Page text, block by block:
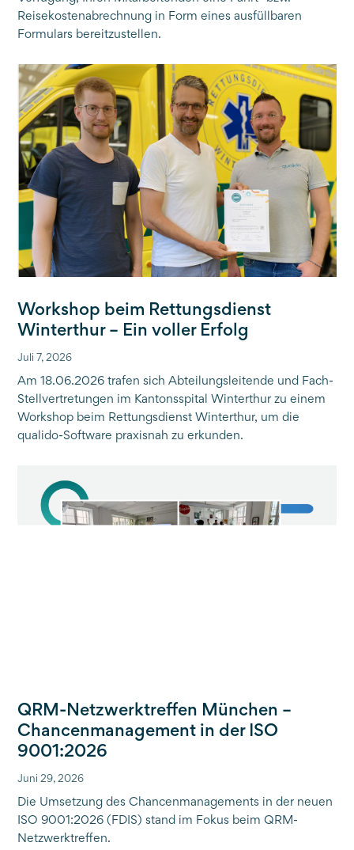
Reisekostenabrechnung in Form eines ausfüllbaren
Formulars bereitzustellen.
Workshop beim Rettungsdienst
Winterthur – Ein voller Erfolg
Juli 7, 2026
Am 18.06.2026 trafen sich Abteilungsleitende und Fach-
Stellvertretungen im Kantonsspital Winterthur zu einem
Workshop beim Rettungsdienst Winterthur, um die
qualido-Software praxisnah zu erkunden.
QRM-Netzwerktreffen München –
Chancenmanagement in der ISO
9001:2026
Juni 29, 2026
Die Umsetzung des Chancenmanagements in der neuen
ISO 9001:2026 (FDIS) stand im Fokus beim QRM-
Netzwerktreffen.